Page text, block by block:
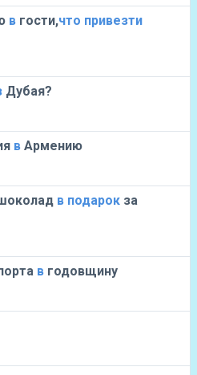
в гости,что привезти
Дубая?
в Армению
в подарок за
в годовщину